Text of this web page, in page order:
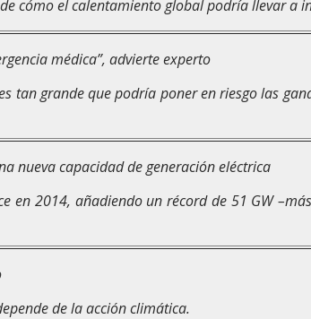
cómo el calentamiento global podría llevar a
médica”, advierte experto
tan grande que podría poner en riesgo las
nueva capacidad de generación eléctrica
en 2014, añadiendo un récord de 51 GW
de la acción climática.